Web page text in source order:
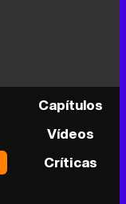
Capítulos
Vídeos
Críticas